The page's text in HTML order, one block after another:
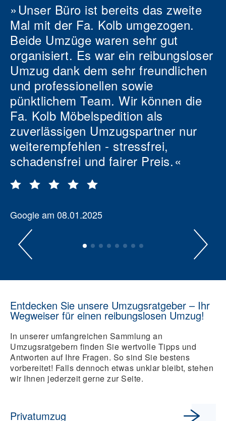
Unser Büro ist bereits das zweite
Mal mit der Fa. Kolb umgezogen.
Beide Umzüge waren sehr gut
organisiert. Es war ein reibungsloser
Umzug dank dem sehr freundlichen
und professionellen sowie
pünktlichem Team. Wir können die
Fa. Kolb Möbelspedition als
zuverlässigen Umzugspartner nur
weiterempfehlen - stressfrei,
schadensfrei und fairer Preis.
Google am 08.01.2025
Entdecken Sie unsere Umzugsratgeber – Ihr
Wegweiser für einen reibungslosen Umzug!
In unserer umfangreichen Sammlung an
Umzugsratgebern finden Sie wertvolle Tipps und
Antworten auf Ihre Fragen. So sind Sie bestens
vorbereitet! Falls dennoch etwas unklar bleibt, stehen
wir Ihnen jederzeit gerne zur Seite.
Privatumzug